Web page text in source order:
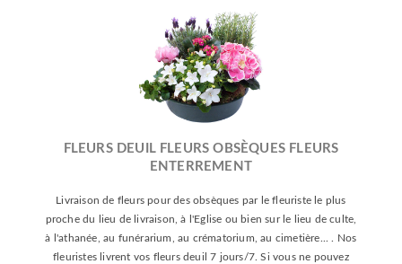
FLEURS DEUIL FLEURS OBSÈQUES FLEURS
ENTERREMENT
Livraison de fleurs pour des obsèques par le fleuriste le plus
proche du lieu de livraison, à l'Eglise ou bien sur le lieu de culte,
à l'athanée, au funérarium, au crématorium, au cimetière... . Nos
fleuristes livrent vos fleurs deuil 7 jours/7. Si vous ne pouvez